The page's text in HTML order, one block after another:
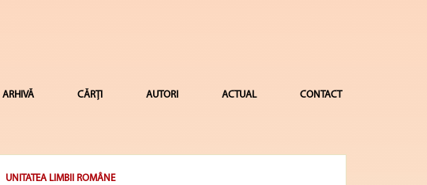
ARHIVĂ CĂRȚI AUTORI ACTUAL CONTACT
UNITATEA LIMBII ROMÂNE